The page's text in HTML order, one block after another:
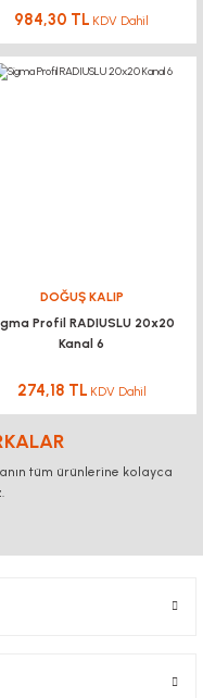
984,30 TL KDV Dahil
DOĞUŞ KALIP
Profil RADIUSLU 20x20
Kanal 6
274,18 TL KDV Dahil
tüm ürünlerine kolayca